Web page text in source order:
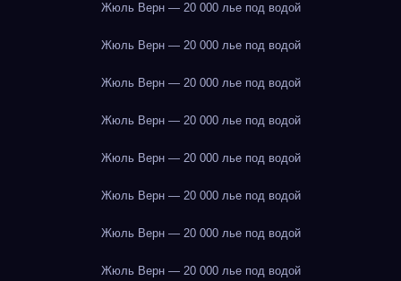
Жюль Верн — 20 000 лье под водой
Жюль Верн — 20 000 лье под водой
Жюль Верн — 20 000 лье под водой
Жюль Верн — 20 000 лье под водой
Жюль Верн — 20 000 лье под водой
Жюль Верн — 20 000 лье под водой
Жюль Верн — 20 000 лье под водой
Жюль Верн — 20 000 лье под водой